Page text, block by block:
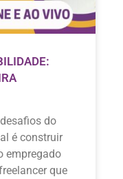
do
é construir
empregado
que